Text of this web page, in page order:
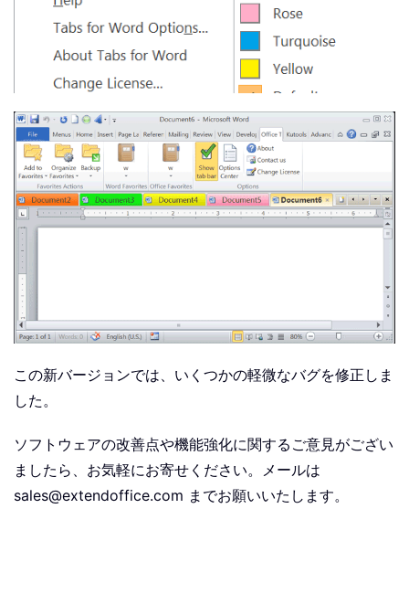
この新バージョンでは、いくつかの軽微なバグを修正しま
した。
ソフトウェアの改善点や機能強化に関するご意見がござい
ましたら、お気軽にお寄せください。メールは
sales@extendoffice.com までお願いいたします。